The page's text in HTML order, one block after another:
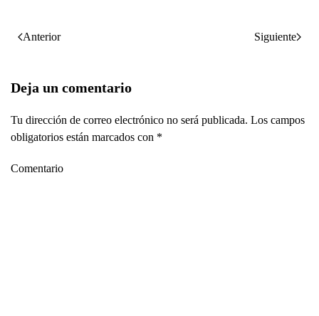
Anterior Siguiente
Deja un comentario
Tu dirección de correo electrónico no será publicada. Los campos
obligatorios están marcados con *
Comentario